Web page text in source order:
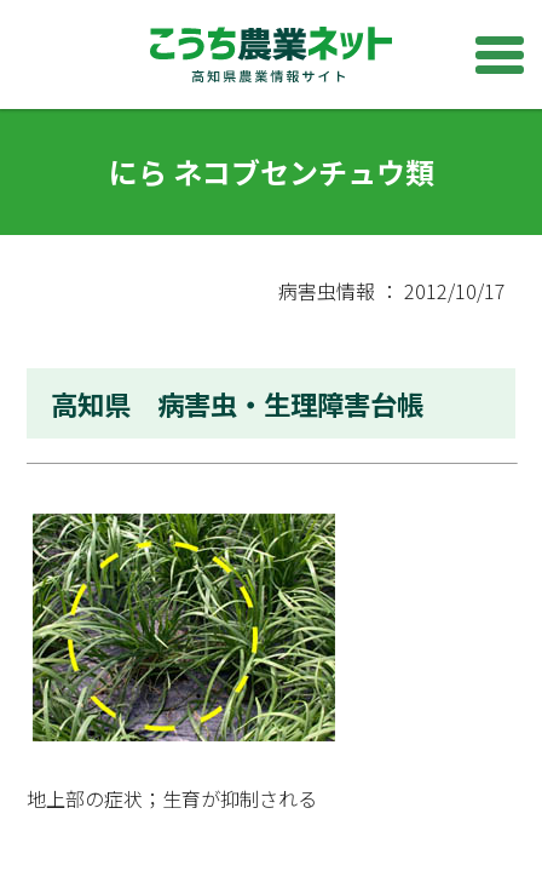
にら ネコブセンチュウ類
病害虫情報 ： 2012/10/17
高知県 病害虫・生理障害台帳
地上部の症状；生育が抑制される